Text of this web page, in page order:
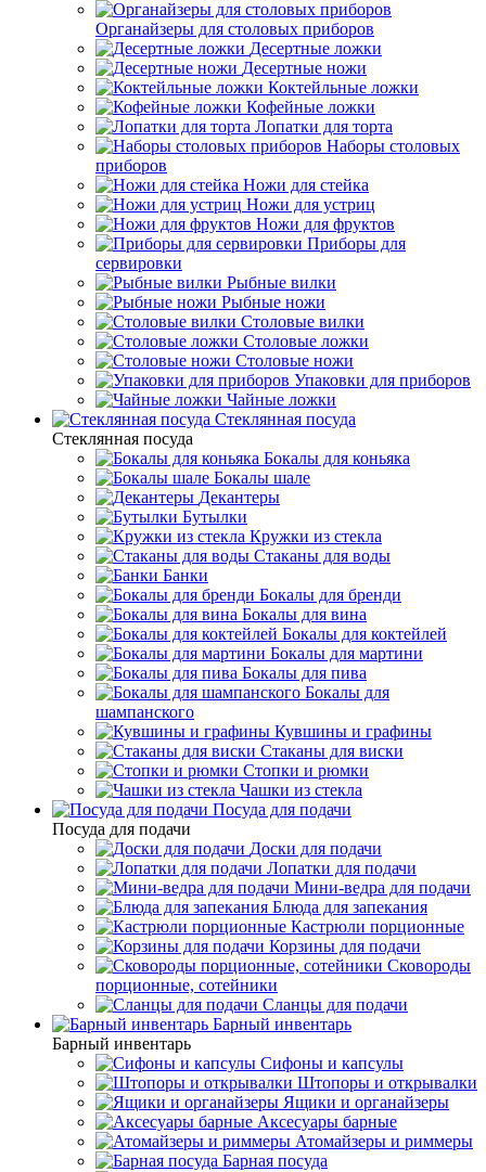
Органайзеры для столовых приборов
Десертные ложки
Десертные ножи
Коктейльные ложки
Кофейные ложки
Лопатки для торта
Наборы столовых
приборов
Ножи для стейка
Ножи для устриц
Ножи для фруктов
Приборы для
сервировки
Рыбные вилки
Рыбные ножи
Столовые вилки
Столовые ложки
Столовые ножи
Упаковки для приборов
Чайные ложки
Стеклянная посуда
Стеклянная посуда
Бокалы для коньяка
Бокалы шале
Декантеры
Бутылки
Кружки из стекла
Стаканы для воды
Банки
Бокалы для бренди
Бокалы для вина
Бокалы для коктейлей
Бокалы для мартини
Бокалы для пива
Бокалы для
шампанского
Кувшины и графины
Стаканы для виски
Стопки и рюмки
Чашки из стекла
Посуда для подачи
Посуда для подачи
Доски для подачи
Лопатки для подачи
Мини-ведра для подачи
Блюда для запекания
Кастрюли порционные
Корзины для подачи
Сковороды
порционные, сотейники
Сланцы для подачи
Барный инвентарь
Барный инвентарь
Сифоны и капсулы
Штопоры и открывалки
Ящики и органайзеры
Аксесуары барные
Атомайзеры и риммеры
Барная посуда